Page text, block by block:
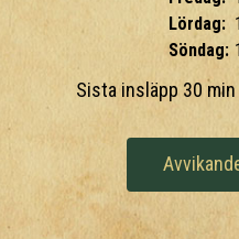
Lördag:
Söndag:
Sista insläpp 30